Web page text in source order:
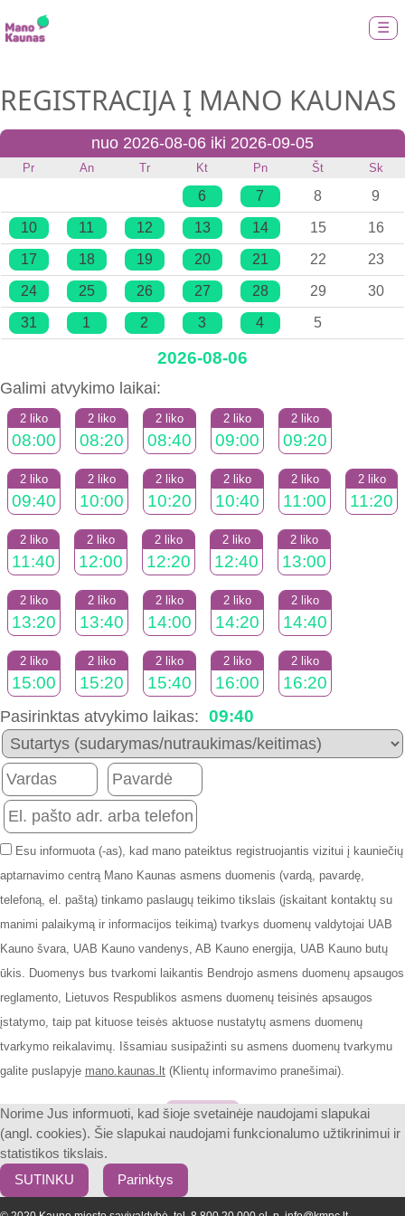
☰
REGISTRACIJA Į MANO KAUNAS
nuo 2026-08-06 iki 2026-09-05
Pr An Tr Kt Pn Št Sk
6 7 8 9
10 11 12 13 14 15 16
17 18 19 20 21 22 23
24 25 26 27 28 29 30
31 1 2 3 4 5
2026-08-06
Galimi atvykimo laikai:
2 liko
08:00
2 liko
08:20
2 liko
08:40
2 liko
09:00
2 liko
09:20
2 liko
09:40
2 liko
10:00
2 liko
10:20
2 liko
10:40
2 liko
11:00
2 liko
11:20
2 liko
11:40
2 liko
12:00
2 liko
12:20
2 liko
12:40
2 liko
13:00
2 liko
13:20
2 liko
13:40
2 liko
14:00
2 liko
14:20
2 liko
14:40
2 liko
15:00
2 liko
15:20
2 liko
15:40
2 liko
16:00
2 liko
16:20
Pasirinktas atvykimo laikas: 09:40
Esu informuota (-as), kad mano pateiktus registruojantis vizitui į kauniečių
aptarnavimo centrą Mano Kaunas asmens duomenis (vardą, pavardę,
telefoną, el. paštą) tinkamo paslaugų teikimo tikslais (įskaitant kontaktų su
manimi palaikymą ir informacijos teikimą) tvarkys duomenų valdytojai UAB
Kauno švara, UAB Kauno vandenys, AB Kauno energija, UAB Kauno butų
ūkis. Duomenys bus tvarkomi laikantis Bendrojo asmens duomenų apsaugos
reglamento, Lietuvos Respublikos asmens duomenų teisinės apsaugos
įstatymo, taip pat kituose teisės aktuose nustatytų asmens duomenų
tvarkymo reikalavimų. Išsamiau susipažinti su asmens duomenų tvarkymu
galite puslapyje mano.kaunas.lt (Klientų informavimo pranešimai).
Patvirtinti
Norime Jus informuoti, kad šioje svetainėje naudojami slapukai
(angl. cookies). Šie slapukai naudojami funkcionalumo užtikrinimui ir
statistikos tikslais.
SUTINKU
Parinktys